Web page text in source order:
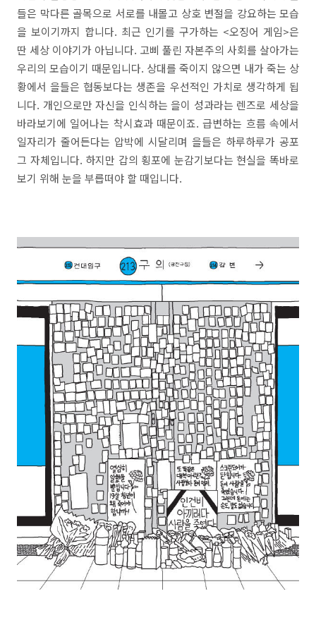
들은 막다른 골목으로 서로를 내몰고 상호 변절을 강요하는 모습
을 보이기까지 합니다. 최근 인기를 구가하는 <오징어 게임>은
딴 세상 이야기가 아닙니다. 고삐 풀린 자본주의 사회를 살아가는
우리의 모습이기 때문입니다. 상대를 죽이지 않으면 내가 죽는 상
황에서 을들은 협동보다는 생존을 우선적인 가치로 생각하게 됩
니다. 개인으로만 자신을 인식하는 을이 성과라는 렌즈로 세상을
바라보기에 일어나는 착시효과 때문이죠. 급변하는 흐름 속에서
일자리가 줄어든다는 압박에 시달리며 을들은 하루하루가 공포
그 자체입니다. 하지만 갑의 횡포에 눈감기보다는 현실을 똑바로
보기 위해 눈을 부릅떠야 할 때입니다.